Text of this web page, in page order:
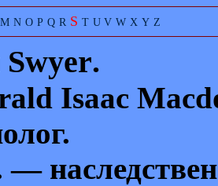
M N O P Q R S T U V W X Y Z
Swyer.
Isaac
—